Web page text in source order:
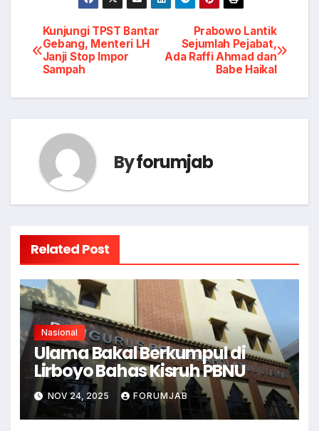
Post
navigation
Prabowo Lantik
Sejumlah Pejabat,
Ada Raffi Ahmad dan
Babe Haikal
Kunjungi TPST Bantar
Gebang, Menteri LH
Janji Stop Impor
Sampah
Byforumjab
Related Post
Nasional
Ulama Bakal Berkumpul di
Lirboyo Bahas Kisruh PBNU
NOV 24, 2025 FORUMJAB